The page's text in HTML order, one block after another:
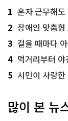
1 혼자 근무해
2 장애인 맞춤형
3 걸을 때마다 아
4 먹거리부터
5 시민이 사랑한
많이 본 뉴